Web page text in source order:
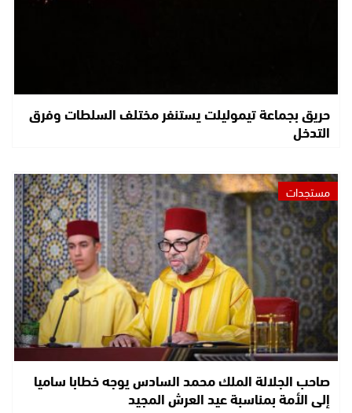
حريق بجماعة تيموليلت يستنفر مختلف السلطات وفرق
التدخل
مستجدات
صاحب الجلالة الملك محمد السادس يوجه خطابا ساميا
إلى الأمة بمناسبة عيد العرش المجيد